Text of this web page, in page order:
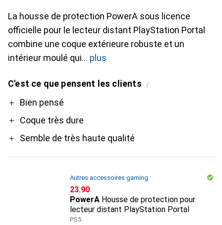
La housse de protection PowerA sous licence
officielle pour le lecteur distant PlayStation Portal
combine une coque extérieure robuste et un
intérieur moulé qui
plus
C'est ce que pensent les clients i
ProBien pensé
Coque très dure
Semble de très haute qualité
Autres accessoires gaming
CHF
23.90
PowerA Housse de protection pour
lecteur distant PlayStation Portal
PS5